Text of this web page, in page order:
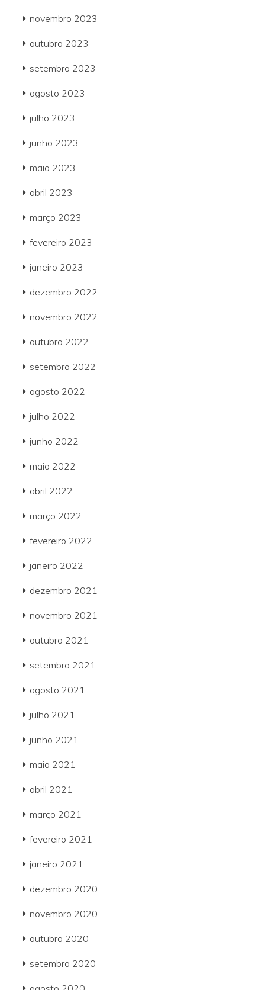
novembro 2023
outubro 2023
setembro 2023
agosto 2023
julho 2023
junho 2023
maio 2023
abril 2023
março 2023
fevereiro 2023
janeiro 2023
dezembro 2022
novembro 2022
outubro 2022
setembro 2022
agosto 2022
julho 2022
junho 2022
maio 2022
abril 2022
março 2022
fevereiro 2022
janeiro 2022
dezembro 2021
novembro 2021
outubro 2021
setembro 2021
agosto 2021
julho 2021
junho 2021
maio 2021
abril 2021
março 2021
fevereiro 2021
janeiro 2021
dezembro 2020
novembro 2020
outubro 2020
setembro 2020